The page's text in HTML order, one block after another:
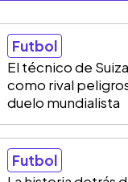
Futbol
El técnico de
como rival
duelo mundialista
Futbol